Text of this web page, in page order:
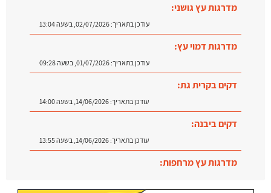
מדרגות עץ גושני:
עודכן בתאריך:02/07/2026, בשעה 13:04
מדרגות דמוי עץ:
עודכן בתאריך:01/07/2026, בשעה 09:28
דקים בקרית גת:
עודכן בתאריך:14/06/2026, בשעה 14:00
דקים ביבנה:
עודכן בתאריך:14/06/2026, בשעה 13:55
מדרגות עץ מרחפות: